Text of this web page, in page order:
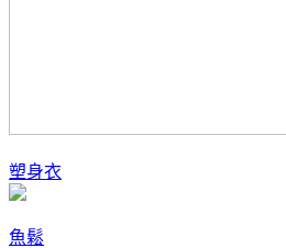
塑身衣
魚鬆